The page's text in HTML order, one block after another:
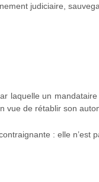
judiciaire,
laquelle un
vue de rétablir son
: elle n’est